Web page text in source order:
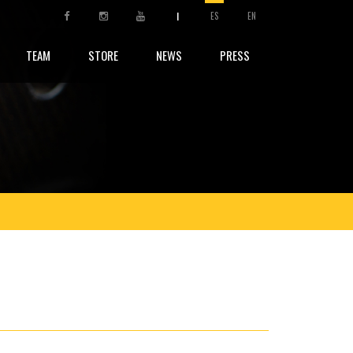
| ES EN
TEAM STORE NEWS PRESS